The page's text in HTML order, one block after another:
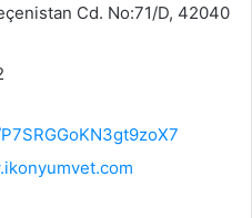
Cd. No:71/D, 42040